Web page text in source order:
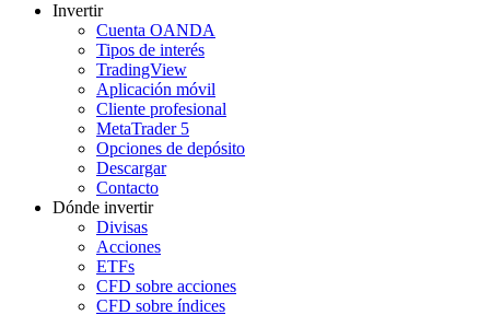
Invertir
Cuenta OANDA
Tipos de interés
TradingView
Aplicación móvil
Cliente profesional
MetaTrader 5
Opciones de depósito
Descargar
Contacto
Dónde invertir
Divisas
Acciones
ETFs
CFD sobre acciones
CFD sobre índices